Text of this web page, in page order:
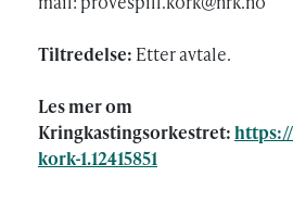
Tiltredelse: Etter avtale.
Les mer om
Kringkastingsorkestret:
kork-1.12415851